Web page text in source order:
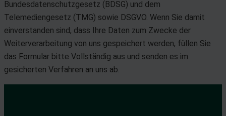
Bundesdatenschutzgesetz (BDSG) und dem
Telemediengesetz (TMG) sowie DSGVO. Wenn Sie damit
einverstanden sind, dass Ihre Daten zum Zwecke der
Weiterverarbeitung von uns gespeichert werden, füllen Sie
das Formular bitte Vollständig aus und senden es im
gesicherten Verfahren an uns ab.